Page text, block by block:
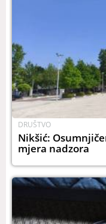
DRUŠTVO
Nikšić:
mjera nadzora